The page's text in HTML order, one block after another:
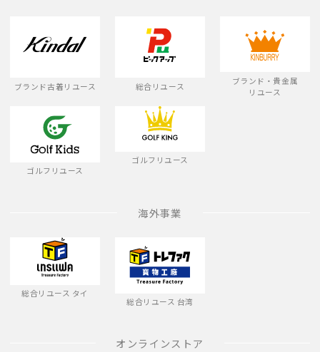
ブランド古着リユース 総合リユース
ブランド・貴金属
リユース
ゴルフリユース
ゴルフリユース
海外事業
総合リユース タイ
総合リユース 台湾
オンラインストア